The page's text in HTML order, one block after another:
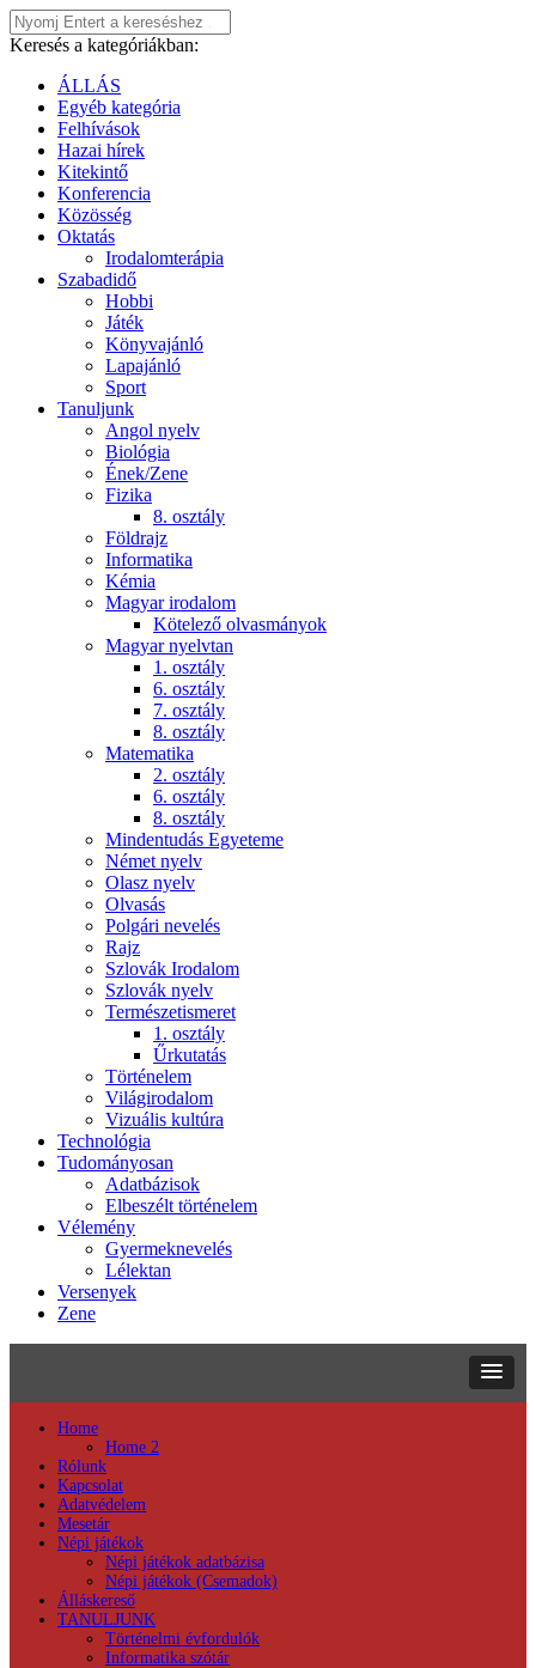
Keresés a kategóriákban:
ÁLLÁS
Egyéb kategória
Felhívások
Hazai hírek
Kitekintő
Konferencia
Közösség
Oktatás
Irodalomterápia
Szabadidő
Hobbi
Játék
Könyvajánló
Lapajánló
Sport
Tanuljunk
Angol nyelv
Biológia
Ének/Zene
Fizika
8. osztály
Földrajz
Informatika
Kémia
Magyar irodalom
Kötelező olvasmányok
Magyar nyelvtan
1. osztály
6. osztály
7. osztály
8. osztály
Matematika
2. osztály
6. osztály
8. osztály
Mindentudás Egyeteme
Német nyelv
Olasz nyelv
Olvasás
Polgári nevelés
Rajz
Szlovák Irodalom
Szlovák nyelv
Természetismeret
1. osztály
Űrkutatás
Történelem
Világirodalom
Vizuális kultúra
Technológia
Tudományosan
Adatbázisok
Elbeszélt történelem
Vélemény
Gyermeknevelés
Lélektan
Versenyek
Zene
Home
Home 2
Rólunk
Kapcsolat
Adatvédelem
Mesetár
Népi játékok
Népi játékok adatbázisa
Népi játékok (Csemadok)
Álláskereső
TANULJUNK
Történelmi évfordulók
Informatika szótár